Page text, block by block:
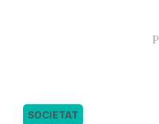
SOCIETAT